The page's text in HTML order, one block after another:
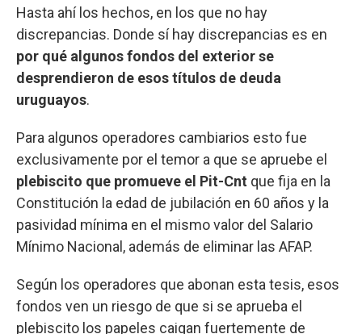
Hasta ahí los hechos, en los que no hay
discrepancias. Donde sí hay discrepancias es en
por qué algunos fondos del exterior se
desprendieron de esos títulos de deuda
uruguayos.
Para algunos operadores cambiarios esto fue
exclusivamente por el temor a que se apruebe el
plebiscito que promueve el Pit-Cnt que fija en la
Constitución la edad de jubilación en 60 años y la
pasividad mínima en el mismo valor del Salario
Mínimo Nacional, además de eliminar las AFAP.
Según los operadores que abonan esta tesis, esos
fondos ven un riesgo de que si se aprueba el
plebiscito los papeles caigan fuertemente de